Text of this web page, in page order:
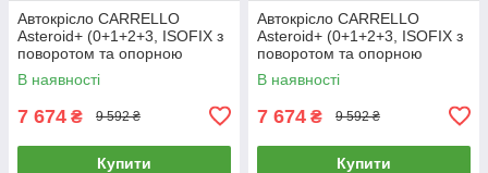
Автокрісло CARRELLO
Asteroid+ (0+1+2+3, ISOFIX з
поворотом та опорною
стійкою) CRL-15801 Marble
Grey Сірий
В наявності
7 674 ₴ 9 592 ₴
Купити
Автокрісло CARRELLO
Asteroid+ (0+1+2+3, ISOFIX з
поворотом та опорною
стійкою) CRL-15801 Onyx
Black Чорний
В наявності
7 674 ₴ 9 592 ₴
Купити